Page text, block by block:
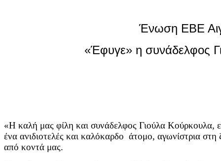
Ένωση ΕΒΕ
«Έφυγε» η συνάδελφος
«Η καλή μας φίλη και συνάδελφος Γιούλα Κούρκουλα,
ένα ανιδιοτελές και καλόκαρδο άτομο, αγωνίστρια
από κοντά μας.